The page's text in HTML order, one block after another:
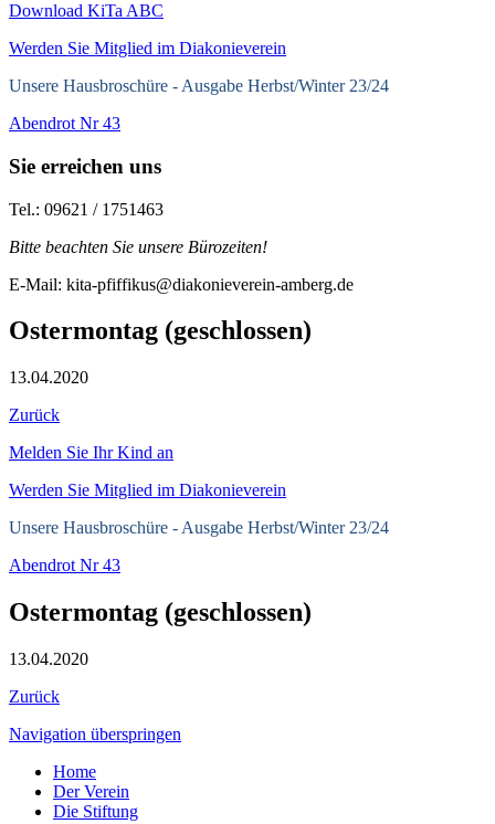
Download KiTa ABC
Werden Sie Mitglied im Diakonieverein
Unsere Hausbroschüre - Ausgabe Herbst/Winter 23/24
Abendrot Nr 43
Sie erreichen uns
Tel.: 09621 / 1751463
Bitte beachten Sie unsere Bürozeiten!
E-Mail: kita-pfiffikus@diakonieverein-amberg.de
Ostermontag (geschlossen)
13.04.2020
Zurück
Melden Sie Ihr Kind an
Werden Sie Mitglied im Diakonieverein
Unsere Hausbroschüre - Ausgabe Herbst/Winter 23/24
Abendrot Nr 43
Ostermontag (geschlossen)
13.04.2020
Zurück
Navigation überspringen
Home
Der Verein
Die Stiftung